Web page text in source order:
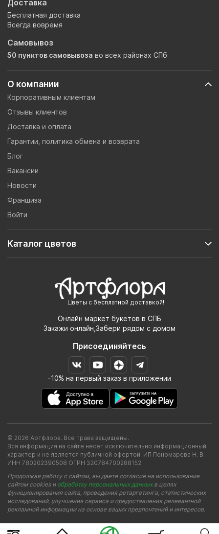
Цветы с бесплатной доставкой!
Онлайн маркет букетов в СПБ
Закажи онлайн,Забери рядом с домом
Присоединяйтесь
-10% на первый заказ в приложении
О компании
Корпоративным клиентам
Отзывы клиентов
Доставка и оплата
Гарантии, политика обмена и возврата
Блог
Вакансии
Новости
Франшиза
Войти
Каталог цветов
Доставка
Бесплатная доставка
Всегда вовремя
Самовывоз
50 пунктов самовывоза во всех районах СПб
© 2026 Артфлора. Все права защищены.
Вся информация на сайте несет исключительно информационный
характер и не является публичной офертой. ИП Пономарева Н. В.
ИНН 780202390508 ОГРН 320784700288152
Продолжая работу с сайтом, вы даете согласие на использование
сайтом cookies и обработку персональных данныхв целях
функционирования сайта, проведения ретаргетинга, статистических
исследований, улучшения сервиса и предоставления релевантной
рекламной информации на основе ваших предпочтений и интересов.